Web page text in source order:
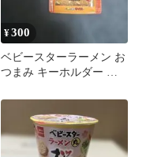
¥300
ベビースターラーメン お
つまみ キーホルダー ピ